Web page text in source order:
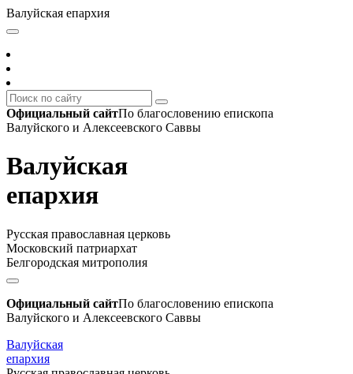
Валуйская епархия
Официальный сайтПо благословению епископа
Валуйского и Алексеевского Саввы
Валуйская
епархия
Русская православная церковь
Московский патриархат
Белгородская митрополия
Официальный сайтПо благословению епископа
Валуйского и Алексеевского Саввы
Валуйская
епархия